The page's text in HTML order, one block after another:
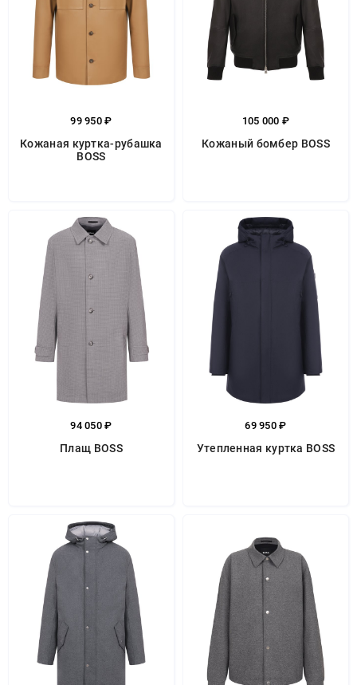
99 950 ₽
Кожаная куртка-рубашка
BOSS
105 000 ₽
Кожаный бомбер BOSS
94 050 ₽
Плащ BOSS
69 950 ₽
Утепленная куртка BOSS